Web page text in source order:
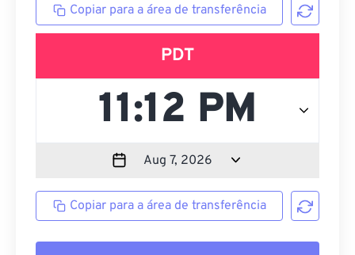
Copiar para a área de transferência
PDT
Copiar para a área de transferência